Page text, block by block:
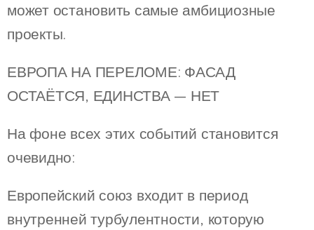
может остановить самые амбициозные
проекты.
ЕВРОПА НА ПЕРЕЛОМЕ: ФАСАД
ОСТАЁТСЯ, ЕДИНСТВА — НЕТ
На фоне всех этих событий становится
очевидно:
Европейский союз входит в период
внутренней турбулентности, которую